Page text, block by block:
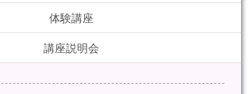
体験講座
講座説明会